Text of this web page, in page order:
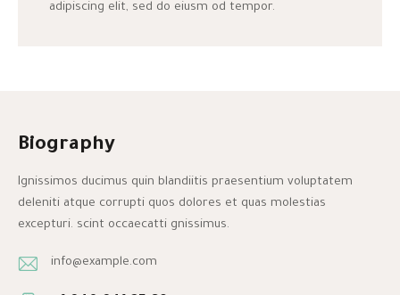
adipiscing elit, sed do eiusm od tempor.
Biography
Ignissimos ducimus quin blandiitis praesentium voluptatem
deleniti atque corrupti quos dolores et quas molestias
excepturi. scint occaecatti gnissimus.
E-
info@example.com